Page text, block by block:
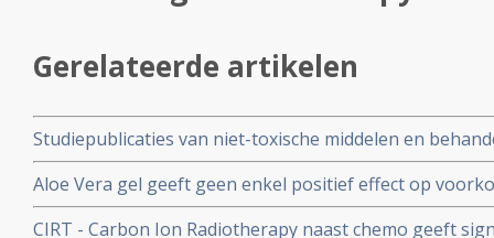
Gerelateerde artikelen
Studiepublicaties van niet-toxische middelen en
arts-bioloog drs. Engelbert Valstar naast
kanker
Aloe Vera gel geeft geen enkel positief effect op
bestralingsschade aan de huid, blijkt uit twee
CIRT - Carbon Ion Radiotherapy naast chemo geeft